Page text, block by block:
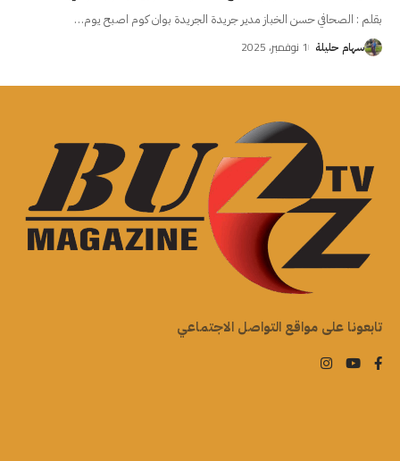
بقلم : الصحافي حسن الخباز مدير جريدة الجريدة بوان كوم اصبح يوم…
سهام حليلة 1 نوفمبر، 2025
تابعونا على مواقع التواصل الاجتماعي